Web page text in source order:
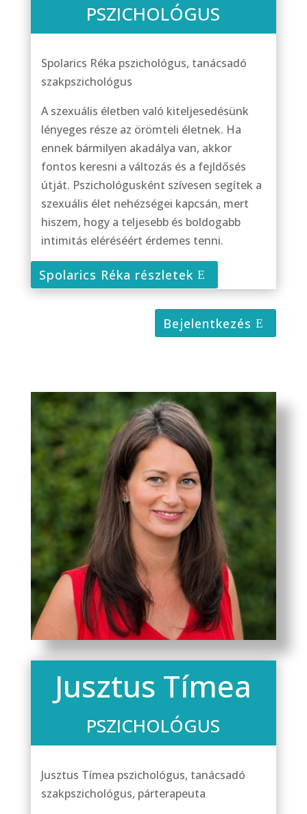
PSZICHOLÓGUS
Spolarics Réka pszichológus, tanácsadó
szakpszichológus
A szexuális életben való kiteljesedésünk
lényeges része az örömteli életnek. Ha
ennek bármilyen akadálya van, akkor
fontos keresni a változás és a fejldősés
útját. Pszichológusként szívesen segítek a
szexuális élet nehézségei kapcsán, mert
hiszem, hogy a teljesebb és boldogabb
intimitás eléréséért érdemes tenni.
Spolarics Réka részletek
Bejelentkezés
Jusztus Tímea
PSZICHOLÓGUS
Jusztus Tímea pszichológus, tanácsadó
szakpszichológus, párterapeuta